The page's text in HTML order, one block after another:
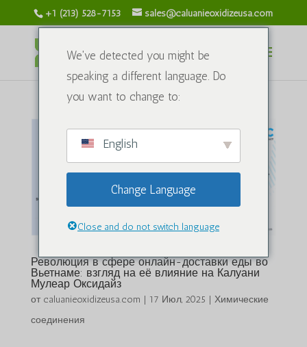
+1 (213) 528-7153 sales@caluanieoxidizeusa.com
Революция в сфере онлайн-доставки еды во
Вьетнаме: взгляд на её влияние на Калуани
Мулеар Оксидайз
от caluanieoxidizeusa.com 17 Июл, 2025
Химические
соединения
We've detected you might be
speaking a different language. Do
you want to change to:
English
Change Language
Close and do not switch language